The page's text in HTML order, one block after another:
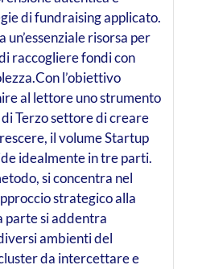
di fundraising applicato.
un’essenziale risorsa per
raccogliere fondi con
l’obiettivo
al lettore uno strumento
Terzo settore di creare
il volume Startup
idealmente in tre parti.
si concentra nel
strategico alla
parte si addentra
ambienti del
da intercettare e